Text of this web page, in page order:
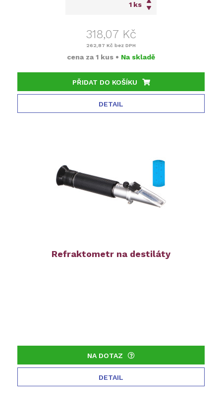
ks
318,07 Kč
262,87 Kč bez DPH
cena za 1 kus • Na skladě
PŘIDAT DO KOŠÍKU
DETAIL
Refraktometr na destiláty
NA DOTAZ
DETAIL